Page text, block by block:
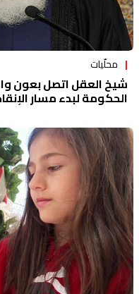
محلّيات
شيخ العقل اتصل بعون
الحكومة لبدء مسار